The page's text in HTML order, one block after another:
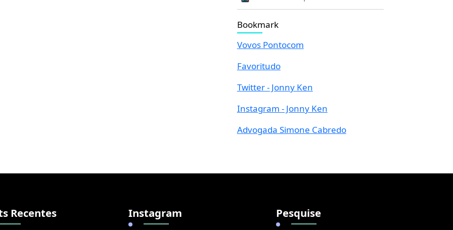
Bookmark
Vovos Pontocom
Favoritudo
Twitter - Jonny Ken
Instagram - Jonny Ken
Advogada Simone Cabredo
Recentes Instagram Pesquise